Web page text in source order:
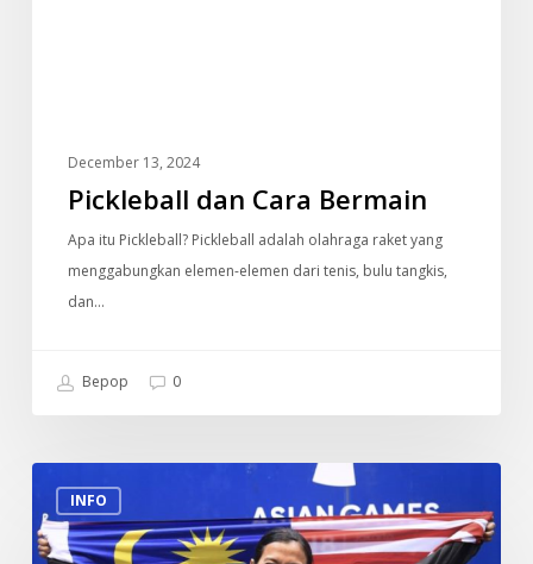
December 13, 2024
Pickleball dan Cara Bermain
Apa itu Pickleball? Pickleball adalah olahraga raket yang
menggabungkan elemen-elemen dari tenis, bulu tangkis,
dan…
Bepop 0
INFO
Datuk
Nicol